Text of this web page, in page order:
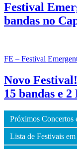
Festival
bandas no
FE – Festival
Novo
15 bandas e
Próximos Concertos
Lista de Festivais